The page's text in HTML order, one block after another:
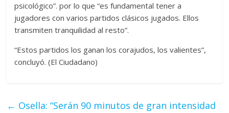
psicológico”. por lo que “es fundamental tener a
jugadores con varios partidos clásicos jugados. Ellos
transmiten tranquilidad al resto”.
“Estos partidos los ganan los corajudos, los valientes”,
concluyó. (El Ciudadano)
← Osella: “Serán 90 minutos de gran intensidad